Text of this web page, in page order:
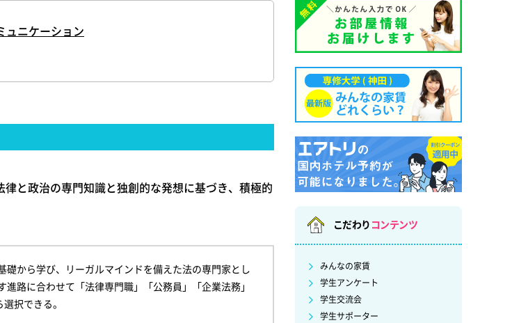
ュニケーション
と政治の専門知識と独創的な発想に基づき、積極的
から学び、リーガルマインドを備えた法の専門家とし
路に合わせて「法律専門職」「公務員」「企業法務」
択できる。
こだわり コンテンツ
みんなの家賃
学生アンケート
学生交流会
学生サポーター